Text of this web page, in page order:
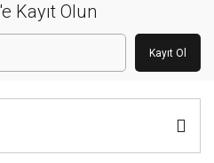
Kayıt Olun
Kayıt Ol